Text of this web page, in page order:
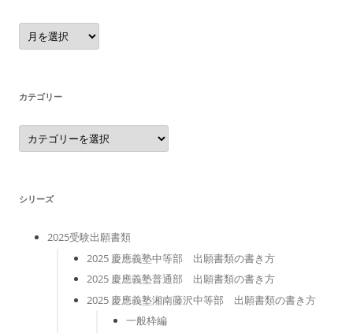
ア
ー
カ
カテゴリー
カ
テ
ゴ
シリーズ
2025受験出願書類
2025 慶應義塾中等部 出願書類の書き方
2025 慶應義塾普通部 出願書類の書き方
2025 慶應義塾湘南藤沢中等部 出願書類の書き方
一般枠編